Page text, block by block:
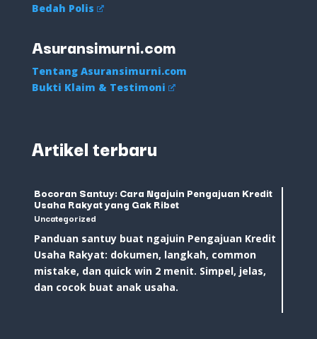
Bedah Polis
Asuransimurni.com
Tentang Asuransimurni.com
Bukti Klaim & Testimoni
Artikel terbaru
Bocoran Santuy: Cara Ngajuin Pengajuan Kredit
Usaha Rakyat yang Gak Ribet
Uncategorized
Panduan santuy buat ngajuin Pengajuan Kredit
Usaha Rakyat: dokumen, langkah, common
mistake, dan quick win 2 menit. Simpel, jelas,
dan cocok buat anak usaha.